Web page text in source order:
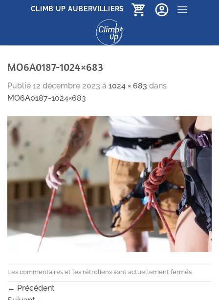
CLIMB UP AUBERVILLIERS
MO6A0187-1024×683
Publié 12 décembre 2023 à 1024 × 683 dans
MO6A0187-1024×683
Les commentaires et les rétroliens sont actuellement fermés.
← Précédent